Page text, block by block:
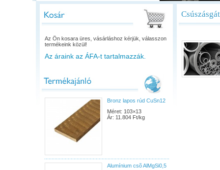
Az Ön kosara üres, vásárláshoz kérjük, válasszon
termékeink közül!
Az áraink az ÁFA-t tartalmazzák.
Bronz lapos rúd CuSn12
Méret: 103×13
Ár: 11.804 Ft/kg
Alumínium csõ AlMgSi0,5